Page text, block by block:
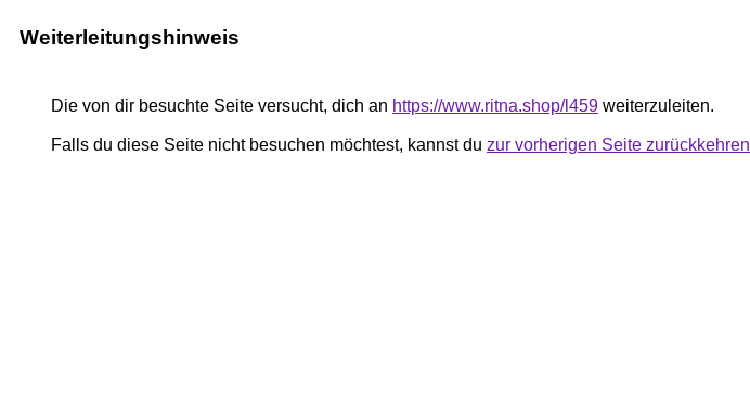
Weiterleitungshinweis
Die von dir besuchte Seite versucht, dich an https://www.ritna.shop/l459 weiterzuleiten.
Falls du diese Seite nicht besuchen möchtest, kannst du zur vorherigen Seite zurückkehren